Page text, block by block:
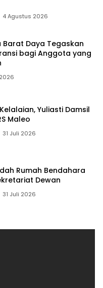
4 Agustus 2026
Barat Daya Tegaskan
bagi Anggota yang
Yuliasti Damsil
Maleo
31 Juli 2026
Rumah Bendahara
Dewan
31 Juli 2026